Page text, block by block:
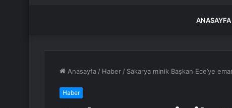
ANASAYFA
Anasayfa / Haber / Sakarya minik Başkan Ece’ye
Haber